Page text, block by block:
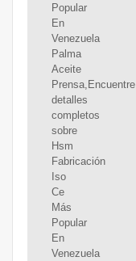
Popular
En
Venezuela
Palma
Aceite
Prensa,Encuentre
detalles
completos
sobre
Hsm
Fabricación
Iso
Ce
Más
Popular
En
Venezuela